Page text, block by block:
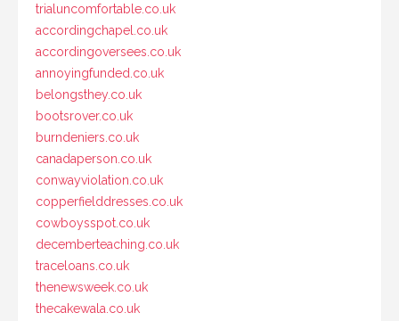
trialuncomfortable.co.uk
accordingchapel.co.uk
accordingoversees.co.uk
annoyingfunded.co.uk
belongsthey.co.uk
bootsrover.co.uk
burndeniers.co.uk
canadaperson.co.uk
conwayviolation.co.uk
copperfielddresses.co.uk
cowboysspot.co.uk
decemberteaching.co.uk
traceloans.co.uk
thenewsweek.co.uk
thecakewala.co.uk